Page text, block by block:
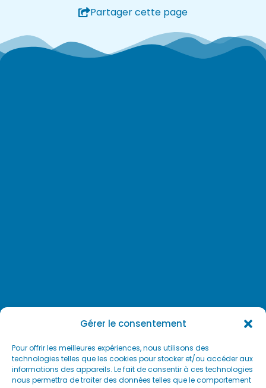
Gérer le consentement
Pour offrir les meilleures expériences, nous utilisons des
technologies telles que les cookies pour stocker et/ou accéder aux
informations des appareils. Le fait de consentir à ces technologies
nous permettra de traiter des données telles que le comportement
Partager cette page